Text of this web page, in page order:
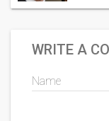
WRITE A
Name